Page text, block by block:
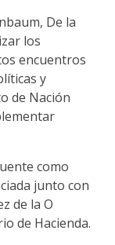
De la
los
encuentros
y
de Nación
como
junto con
de la O
de Hacienda.